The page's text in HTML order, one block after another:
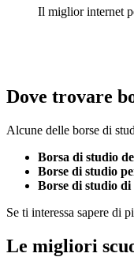
Il miglior internet
Dove trovare
Alcune delle borse di
Borsa di studio
Borse di studio
Borse di studio di
Se ti interessa sapere di
Le migliori